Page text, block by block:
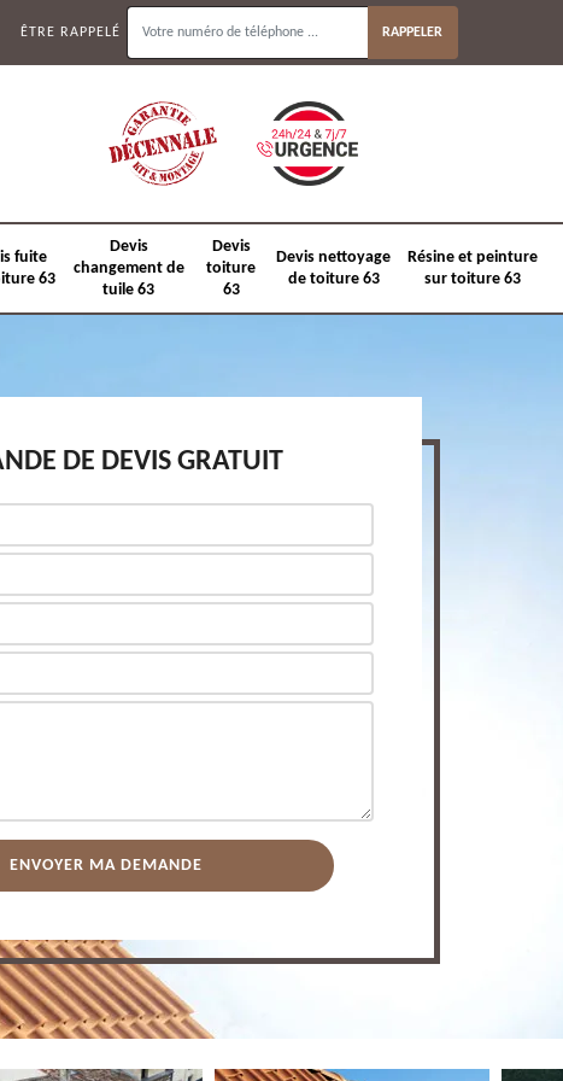
ÊTRE RAPPELÉ
fuite
63
Devis
changement de
tuile 63
Devis
toiture
63
Devis nettoyage
de toiture 63
Résine et peinture
sur toiture 63
DE DEVIS GRATUIT